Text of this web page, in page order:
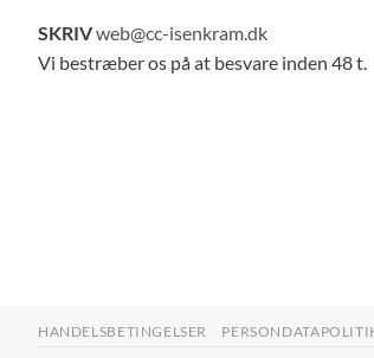
SKRIVweb@cc-isenkram.dk
Vi bestræber os på at besvare inden 48 t.
HANDELSBETINGELSER